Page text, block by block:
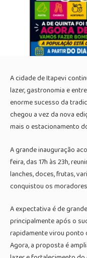
A cidade deItapevi
lazer, gastronomia e
enorme sucesso da
chegou a vez da nova
mais o estacionamento
A grande inauguração
feira, das 17h às 23h,
lanches, doces, frutas,
conquistou os
A expectativa é de
principalmente após o
rapidamente virou ponto
Agora, a proposta é